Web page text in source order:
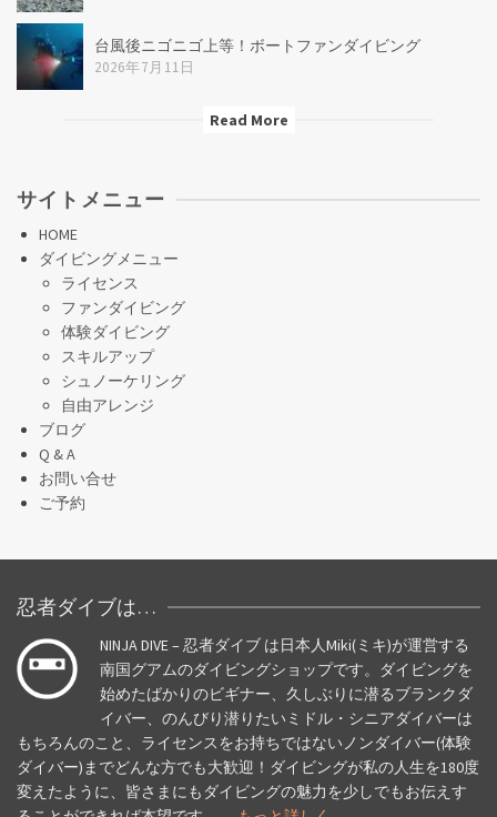
台風後ニゴニゴ上等！ボートファンダイビング
2026年7月11日
Read More
サイトメニュー
HOME
ダイビングメニュー
ライセンス
ファンダイビング
体験ダイビング
スキルアップ
シュノーケリング
自由アレンジ
ブログ
Q & A
お問い合せ
ご予約
忍者ダイブは…
NINJA DIVE – 忍者ダイブ は日本人Miki(ミキ)が運営する
南国グアムのダイビングショップです。ダイビングを
始めたばかりのビギナー、久しぶりに潜るブランクダ
イバー、のんびり潜りたいミドル・シニアダイバーは
もちろんのこと、ライセンスをお持ちではないノンダイバー(体験
ダイバー)までどんな方でも大歓迎！ダイビングが私の人生を180度
変えたように、皆さまにもダイビングの魅力を少しでもお伝えす